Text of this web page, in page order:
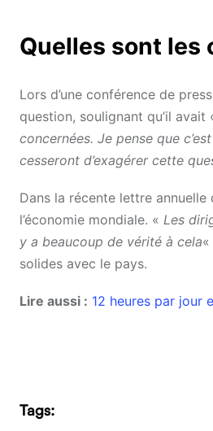
Quelles sont les
Lors d’une conférence de
question, soulignant qu’il avait
concernées. Je pense que
cesseront d’exagérer cette
Dans la récente lettre annuelle
l’économie mondiale. « Les
y a beaucoup de vérité à cela
solides avec le pays.
Lire aussi : 12 heures par jour
Tags: